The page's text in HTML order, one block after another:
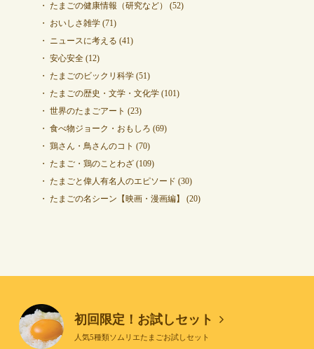
たまごの健康情報（研究など）
(52)
おいしさ雑学(71)
ニュースに考える (41)
安心安全(12)
たまごのビックリ科学(51)
たまごの歴史・文学・文化学(101)
世界のたまごアート (23)
食べ物ジョーク・おもしろ (69)
鶏さん・鳥さんのコト (70)
たまご・鶏のことわざ(109)
たまごと偉人有名人のエピソード (30)
たまごの名シーン【映画・漫画編】
(20)
初回限定！お試しセット
人気5種類ソムリエたまごお試しセット